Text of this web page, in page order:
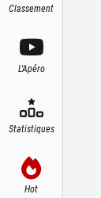
Classement
L'Apéro
Statistiques
Hot